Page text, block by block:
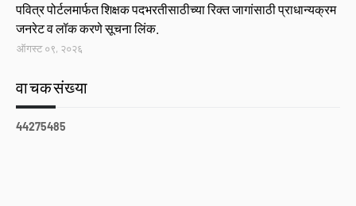
पवित्र पोर्टलमार्फत शिक्षक पदभरतीसाठीच्या रिक्त जागांसाठी प्राधान्यक्रम
जनरेट व लॉक करणे सूचना लिंक.
ऑगस्ट ०९, २०२६
वाचकसंख्या
44275485